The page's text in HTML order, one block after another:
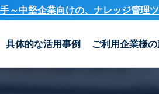
～中堅企業向けの、ナレッジ管理
具体的な活用事例 ご利用企業様